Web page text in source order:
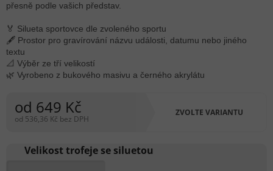
od 649 Kč
od 536,36 Kč bez DPH
cena:
ZVOLTE VARIANTU
Velikost trofeje se siluetou
přesně podle vašich představ.
🏅 Silueta sportovce dle zvoleného sportu
🖋 Prostor pro gravírování názvu události, datumu nebo jiného
textu
📐 Výběr ze tří velikostí
🌿 Vyrobeno z bukového masivu a černého akrylátu